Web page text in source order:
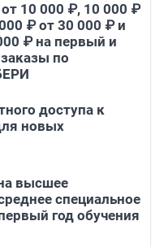
10 000 ₽, 10 000 ₽
₽ от 30 000 ₽ и
₽ на первый и
по
доступа к
новых
высшее
специальное
год обучения